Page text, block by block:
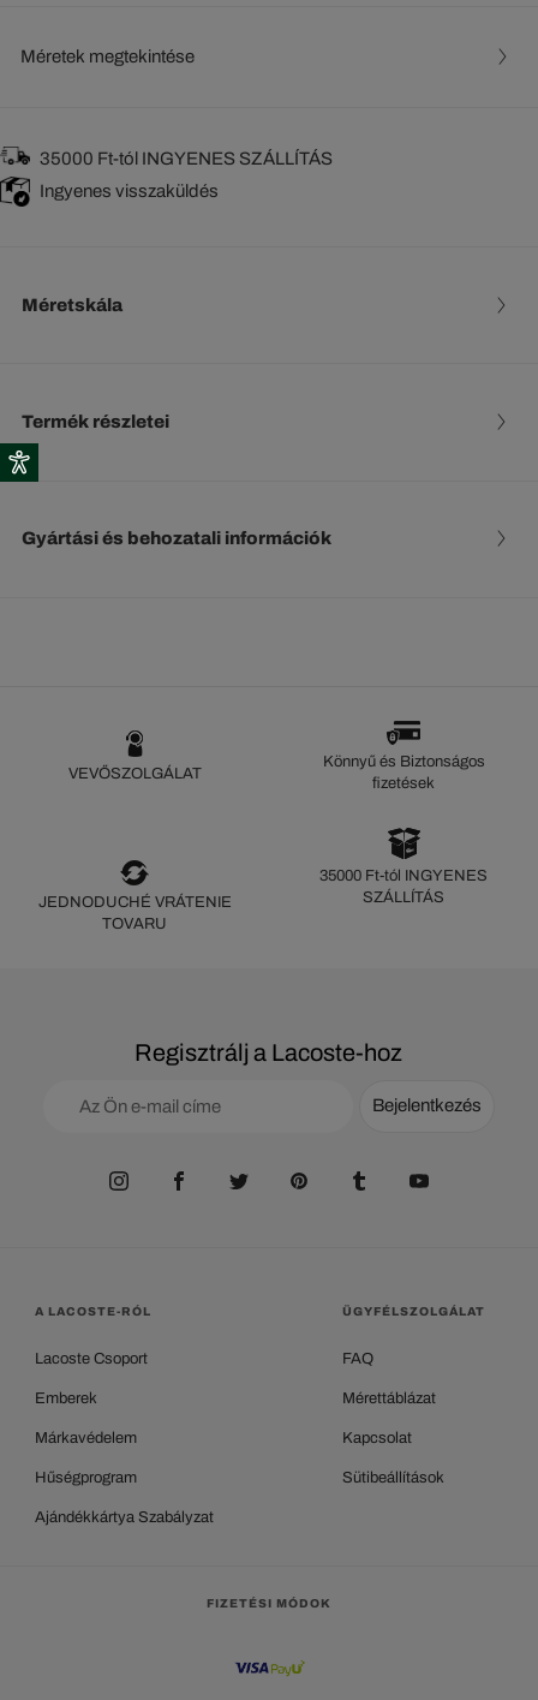
Méretek megtekintése
35000 Ft-tól INGYENES SZÁLLÍTÁS
Ingyenes visszaküldés
Méretskála
Termék részletei
Gyártási és behozatali információk
VEVŐSZOLGÁLAT
Könnyű és Biztonságos
fizetések
JEDNODUCHÉ VRÁTENIE
TOVARU
35000 Ft-tól INGYENES
SZÁLLÍTÁS
Regisztrálj a Lacoste-hoz
Bejelentkezés
A LACOSTE-RÓL
Lacoste Csoport
Emberek
Márkavédelem
Hűségprogram
Ajándékkártya Szabályzat
ÜGYFÉLSZOLGÁLAT
FAQ
Mérettáblázat
Kapcsolat
Sütibeállítások
FIZETÉSI MÓDOK